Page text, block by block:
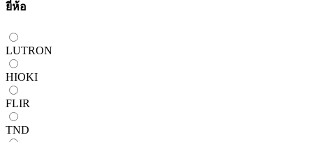
ยี่ห้อ
LUTRON
HIOKI
FLIR
TND